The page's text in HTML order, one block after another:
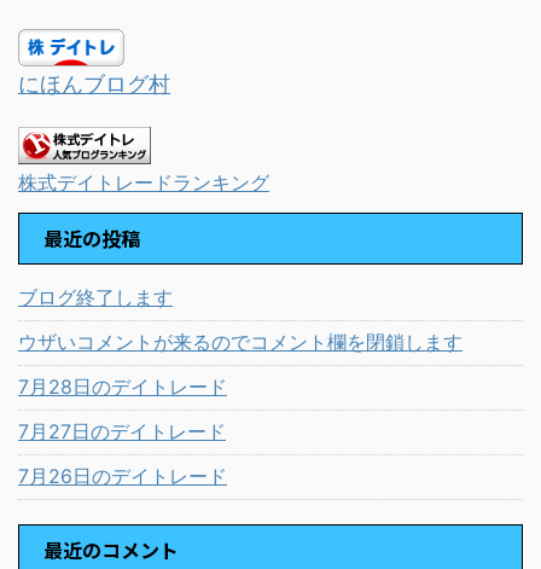
にほんブログ村
株式デイトレードランキング
最近の投稿
ブログ終了します
ウザいコメントが来るのでコメント欄を閉鎖します
7月28日のデイトレード
7月27日のデイトレード
7月26日のデイトレード
最近のコメント